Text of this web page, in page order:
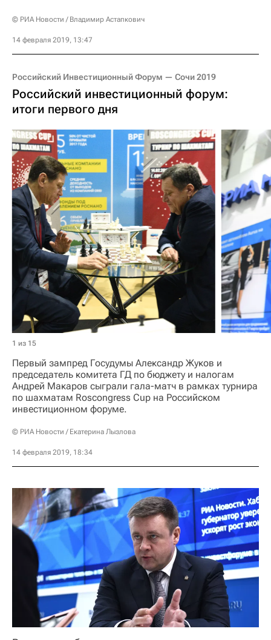
© РИА Новости / Владимир Астапкович
14 февраля 2019, 13:47
Российский Инвестиционный Форум — Сочи 2019
Российский инвестиционный форум:
итоги первого дня
1 из 15
Первый зампред Госудумы Александр Жуков и
председатель комитета ГД по бюджету и налогам
Андрей Макаров сыграли гала-матч в рамках турнира
по шахматам Roscongress Cup на Российском
инвестиционном форуме.
© РИА Новости / Екатерина Лызлова
14 февраля 2019, 18:34